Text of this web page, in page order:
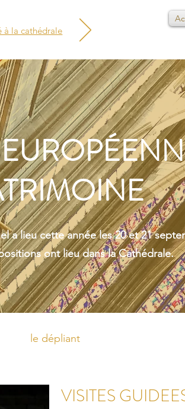
à la cathédrale
a lieu cette année les 20 et 21
ont lieu dans la Cathédrale.
le dépliant
VISITES